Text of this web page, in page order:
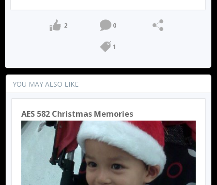
2 0
1
YOU MAY ALSO LIKE
AES 582 Christmas Memories